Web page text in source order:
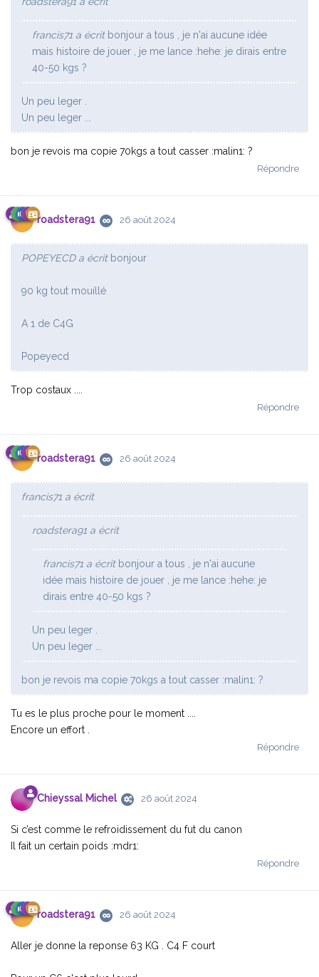
francis71 a écritbonjour a tous , je n'ai aucune idée
mais histoire de jouer , je me lance :hehe: je dirais entre
40-50 kgs ?
Un peu leger .
Un peu leger ...
bon je revois ma copie 70kgs a tout casser :malin1: ?
Répondre
roadstera91 26 août 2024
POPEYECD a écritbonjour
90 kg tout mouillé
A 1 de C4G
Popeyecd
Trop costaux ....
Répondre
roadstera91 26 août 2024
francis71 a écrit
roadstera91 a écrit
francis71 a écritbonjour a tous , je n'ai aucune
idée mais histoire de jouer , je me lance :hehe: je
dirais entre 40-50 kgs ?
Un peu leger .
Un peu leger ...
bon je revois ma copie 70kgs a tout casser :malin1: ?
Tu es le plus proche pour le moment ....
Encore un effort .
Répondre
Chieyssal Michel 26 août 2024
Si c’est comme le refroidissement du fut du canon
Il fait un certain poids :mdr1:
Répondre
roadstera91 26 août 2024
Aller je donne la reponse 63 KG . C4 F court